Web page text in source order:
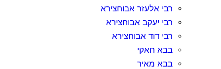
רבי אלעזר אבוחצירא
רבי יעקב אבוחצירא
רבי דוד אבוחצירא
בבא חאקי
בבא מאיר